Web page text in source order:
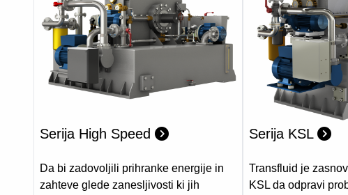
EMG
KW
Serija High Speed
Da bi zadovoljili prihranke energije in
zahteve glede zanesljivosti ki jih
Serija KSL
Transfluid je
KSL da odpravi